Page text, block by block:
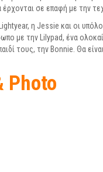
έρχονται σε επαφή με την
η Jessie και οι
με την Lilypad, ένα
τους, την Bonnie. Θα
Photo